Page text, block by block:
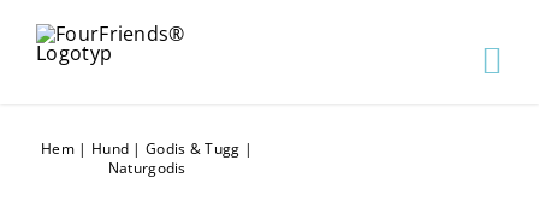
Hem | Hund |Godis & Tugg |
Naturgodis